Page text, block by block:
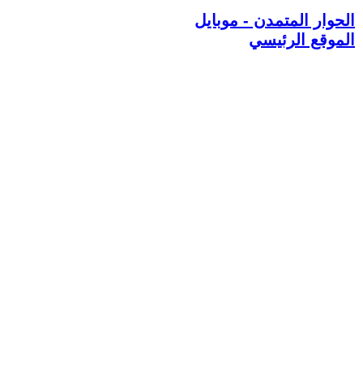
الحوار المتمدن - موبايل
الموقع الرئيسي